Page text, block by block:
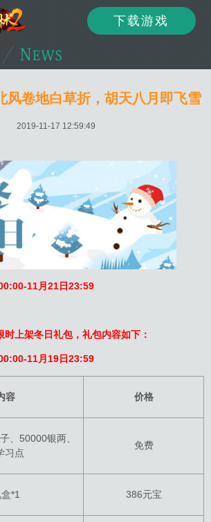
下载游戏
风卷地白草折，胡天八月即飞雪
2019-11-17 12:59:49
11月21日23:59
上架冬日礼包，礼包内容如下：
11月19日23:59
容 价格
、50000银两、
习点
免费
*1 386元宝
客服